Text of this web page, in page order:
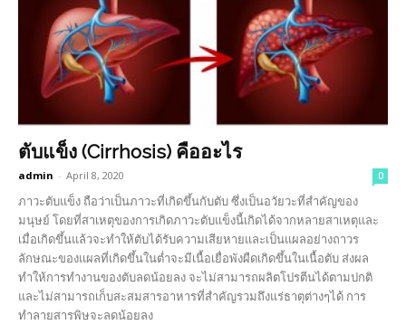
ตับแข็ง (Cirrhosis) คืออะไร
admin - April 8, 2020 0
ภาวะตับแข็ง ถือว่าเป็นภาวะที่เกิดขึ้นกับตับ ซึ่งเป็นอวัยวะที่สำคัญของ
มนุษย์ โดยที่สาเหตุของการเกิดภาวะตับแข็งนี้เกิดได้จากหลายสาเหตุและ
เมื่อเกิดขึ้นแล้วจะทำให้ตับได้รับความเสียหายและเป็นแผลอย่างถาวร
ลักษณะของแผลที่เกิดขึ้นในต่ำจะมีเนื้อเยื่อพังผืดเกิดขึ้นในเนื้อตับ ส่งผล
ทำให้การทำงานของตับลดน้อยลง จะไม่สามารถผลิตโปรตีนได้ตามปกติ
และไม่สามารถเก็บสะสมสารอาหารที่สำคัญรวมถึงแร่ธาตุต่างๆได้ การ
ทำลายสารพิษจะลดน้อยลง